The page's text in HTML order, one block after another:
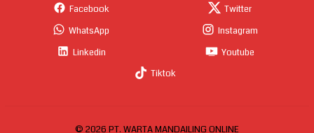
Facebook
Twitter
WhatsApp
Instagram
Linkedin
Youtube
Tiktok
© 2026 PT. WARTA MANDAILING ONLINE